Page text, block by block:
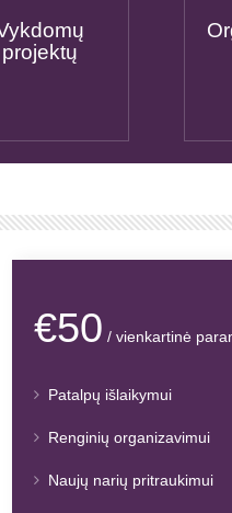
projektų
€50 / vienkartinė
Patalpų išlaikymui
Renginių organizavimui
Naujų narių pritraukimui